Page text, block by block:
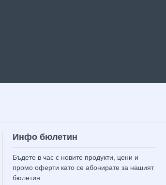
Инфо бюлетин
Бъдете в час с новите продукти, цени и
промо оферти като се абонирате за нашият
бюлетин